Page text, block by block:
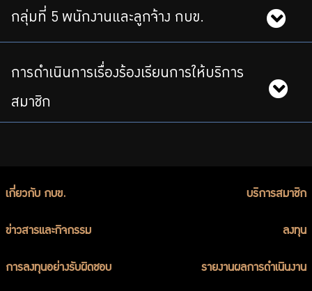
กลุ่มที่ 5 พนักงานและลูกจ้าง กบข.
การดำเนินการเรื่องร้องเรียนการให้บริการ
สมาชิก
เกี่ยวกับ กบข. บริการสมาชิก
ข่าวสารและกิจกรรม ลงทุน
การลงทุนอย่างรับผิดชอบ รายงานผลการดำเนินงาน